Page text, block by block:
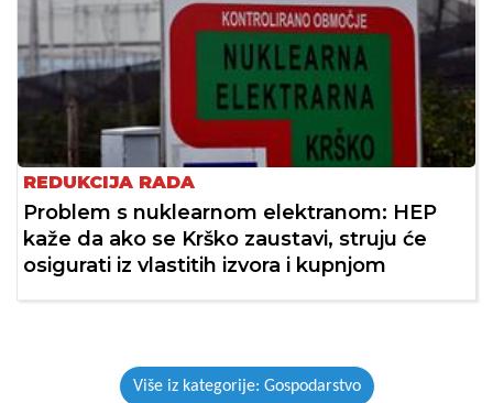
REDUKCIJA RADA
Problem s nuklearnom elektranom: HEP
kaže da ako se Krško zaustavi, struju će
osigurati iz vlastitih izvora i kupnjom
Više iz kategorije: Gospodarstvo